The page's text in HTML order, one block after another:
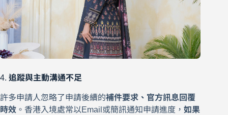
4. 追蹤與主動溝通不足
許多申請人忽略了申請後續的補件要求、官方訊息回覆
時效 。香港入境處常以Email或簡訊通知申請進度， 如果